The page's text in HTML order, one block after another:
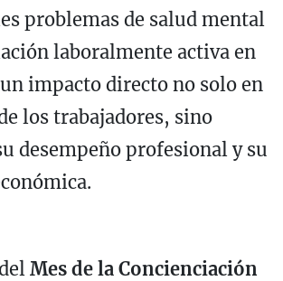
problemas de salud mental
laboralmente activa en
impacto directo no solo en
los trabajadores, sino
desempeño profesional y su
Mes de la Concienciación